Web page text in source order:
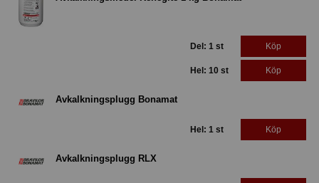
Del: 1 st Köp
Hel: 10 st Köp
Avkalkningsplugg Bonamat
Hel: 1 st Köp
Avkalkningsplugg RLX